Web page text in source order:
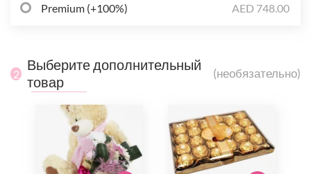
Premium (+100%) AED 748.00
2
Выберите дополнительный
товар
(необязательно)